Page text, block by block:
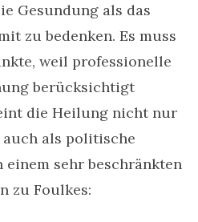
Gesundung als das
zu bedenken. Es muss
weil professionelle
berücksichtigt
die Heilung nicht nur
als politische
sehr beschränkten
zu Foulkes: